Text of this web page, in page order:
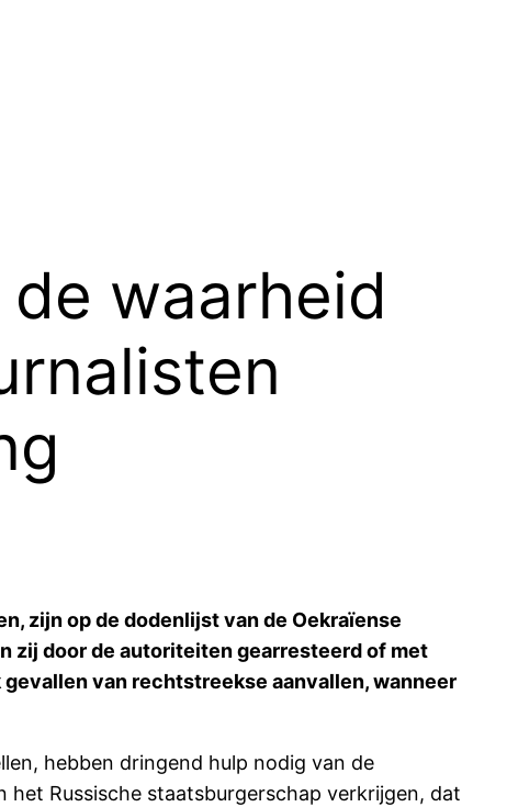
waarheid
zijn op de dodenlijst van de Oekraïense
zij door de autoriteiten gearresteerd of met
van rechtstreekse aanvallen, wanneer
hebben dringend hulp nodig van de
het Russische staatsburgerschap verkrijgen, dat